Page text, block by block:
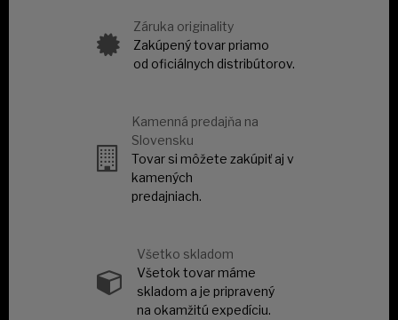
Záruka originality
Zakúpený tovar priamo
od oficiálnych distribútorov.
Kamenná predajňa na
Slovensku
Tovar si môžete zakúpiť aj v
kamených
predajniach.
Všetko skladom
Všetok tovar máme
skladom a je pripravený
na okamžitú expedíciu.